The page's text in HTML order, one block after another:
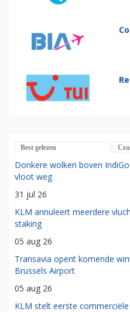
Best gelezen
Donkere wolken boven
vloot weg
31 jul 26
KLM annuleert meerdere
staking
05 aug 26
Transavia opent komende
Brussels Airport
05 aug 26
KLM stelt eerste